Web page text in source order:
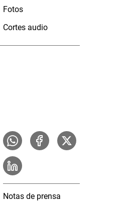
Fotos
Cortes audio
Notas de prensa